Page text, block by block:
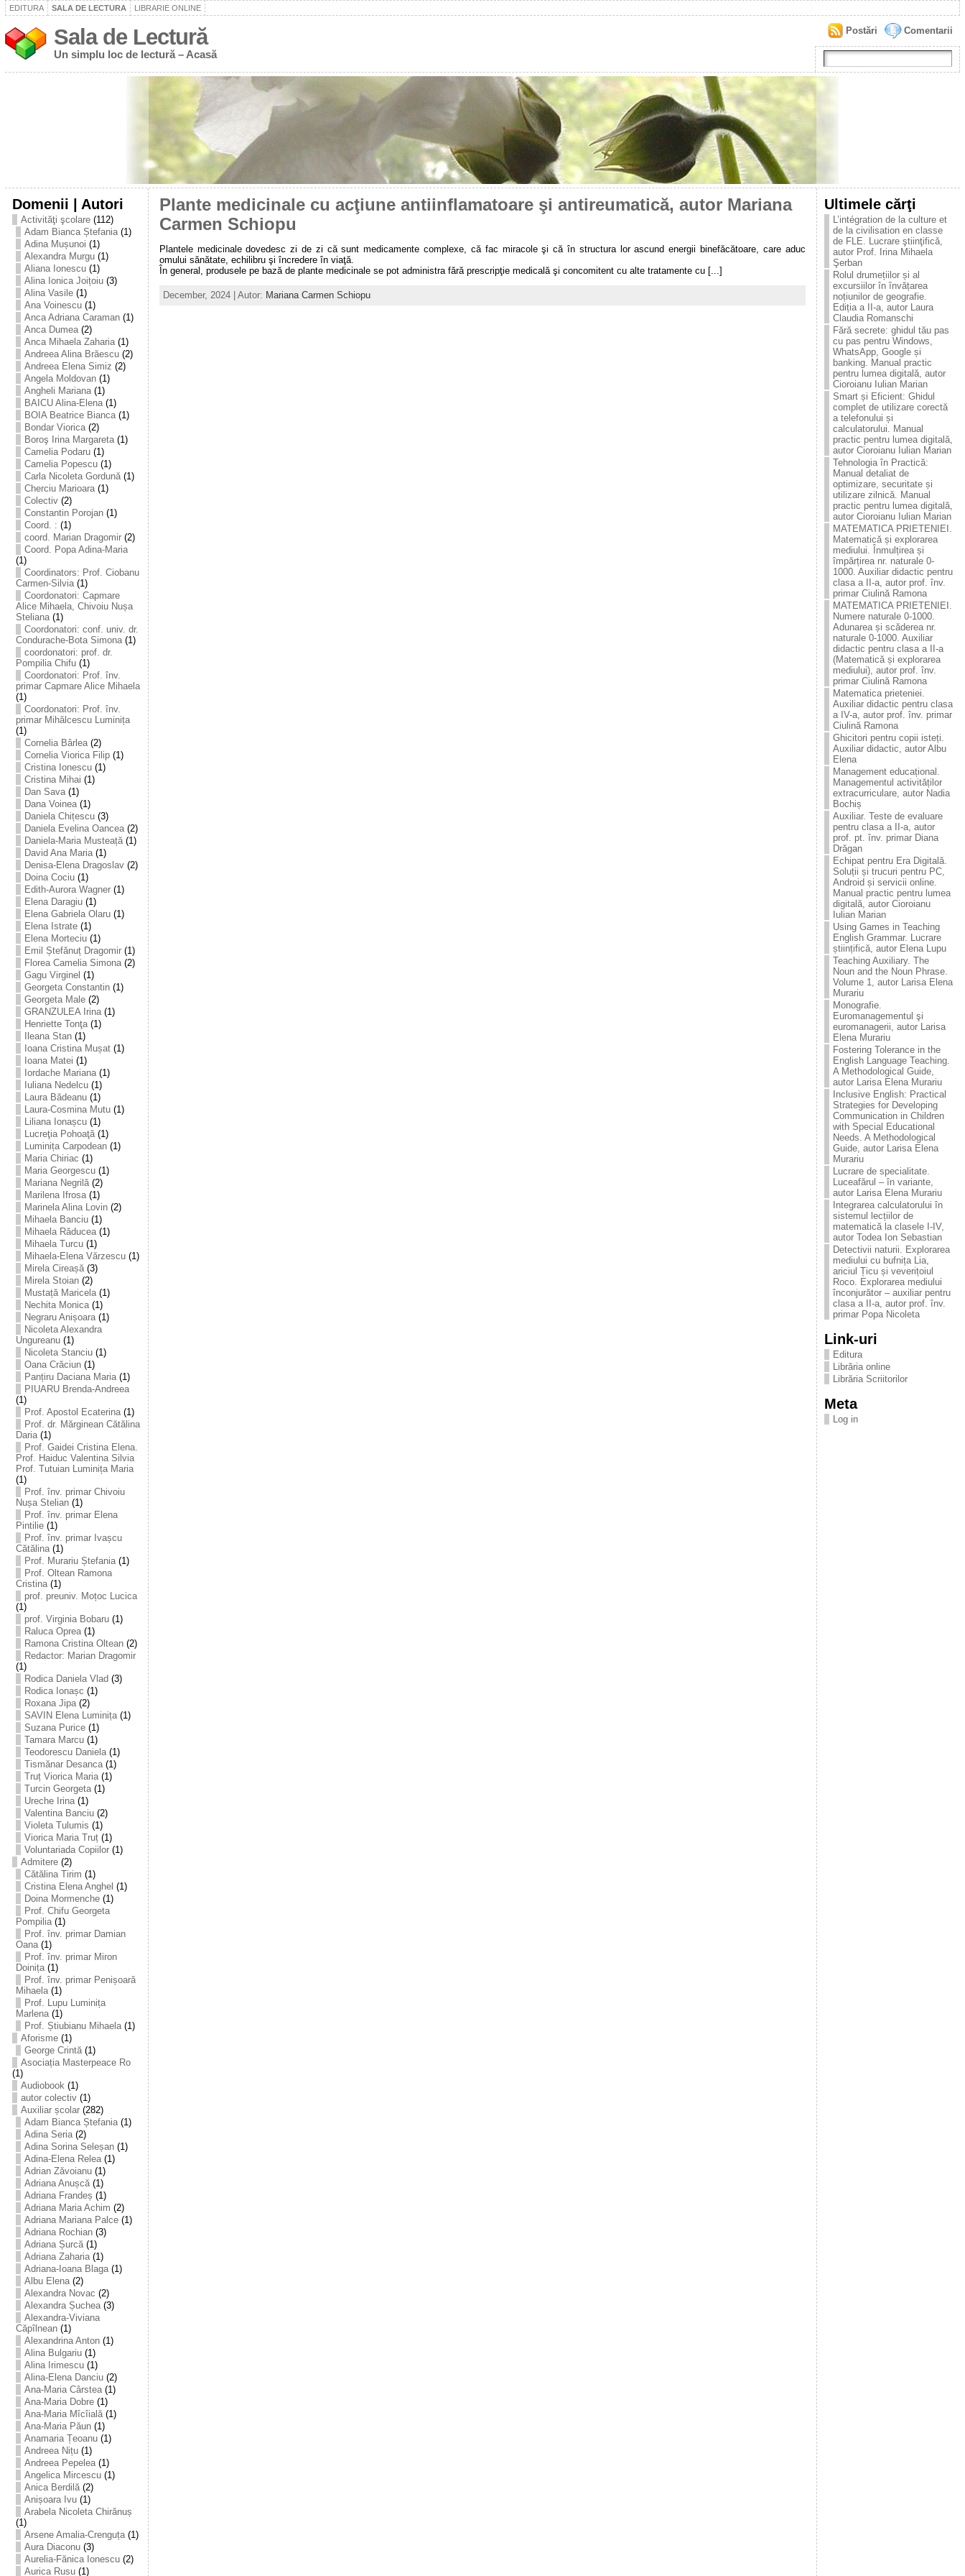
EDITURA SALA DE LECTURA LIBRARIE ONLINE
Sala de Lectură
Un simplu loc de lectură – Acasă
Comentarii
Postări
Domenii | Autori
Activităţi şcolare(112)
Adam Bianca Ștefania(1)
Adina Mușunoi (1)
Alexandra Murgu(1)
Aliana Ionescu(1)
Alina Ionica Joițoiu(3)
Alina Vasile(1)
Ana Voinescu(1)
Anca Adriana Caraman(1)
Anca Dumea(2)
Anca Mihaela Zaharia(1)
Andreea Alina Brăescu(2)
Andreea Elena Simiz (2)
Angela Moldovan(1)
Angheli Mariana(1)
BAICU Alina-Elena(1)
BOIA Beatrice Bianca(1)
Bondar Viorica(2)
Boroş Irina Margareta(1)
Camelia Podaru(1)
Camelia Popescu(1)
Carla Nicoleta Gordună(1)
Cherciu Marioara(1)
Colectiv(2)
Constantin Porojan(1)
Coord. : (1)
coord. Marian Dragomir(2)
Coord. Popa Adina-Maria
(1)
Coordinators: Prof. Ciobanu
Carmen-Silvia(1)
Coordonatori: Capmare
Alice Mihaela, Chivoiu Nușa
Steliana(1)
Coordonatori: conf. univ. dr.
Condurache-Bota Simona(1)
coordonatori: prof. dr.
Pompilia Chifu(1)
Coordonatori: Prof. înv.
primar Capmare Alice Mihaela
(1)
Coordonatori: Prof. înv.
primar Mihălcescu Luminița
(1)
Cornelia Bârlea(2)
Cornelia Viorica Filip(1)
Cristina Ionescu(1)
Cristina Mihai (1)
Dan Sava(1)
Dana Voinea(1)
Daniela Chițescu(3)
Daniela Evelina Oancea(2)
Daniela-Maria Musteață(1)
David Ana Maria(1)
Denisa-Elena Dragoslav(2)
Doina Cociu(1)
Edith-Aurora Wagner(1)
Elena Daragiu(1)
Elena Gabriela Olaru(1)
Elena Istrate(1)
Elena Morteciu(1)
Emil Ștefănuț Dragomir(1)
Florea Camelia Simona(2)
Gagu Virginel (1)
Georgeta Constantin(1)
Georgeta Male(2)
GRANZULEA Irina(1)
Henriette Tonţa(1)
Ileana Stan(1)
Ioana Cristina Mușat(1)
Ioana Matei (1)
Iordache Mariana(1)
Iuliana Nedelcu(1)
Laura Bădeanu(1)
Laura-Cosmina Mutu(1)
Liliana Ionașcu(1)
Lucreţia Pohoaţă(1)
Luminița Carpodean(1)
Maria Chiriac (1)
Maria Georgescu(1)
Mariana Negrilă(2)
Marilena Ifrosa(1)
Marinela Alina Lovin(2)
Mihaela Banciu(1)
Mihaela Răducea(1)
Mihaela Turcu(1)
Mihaela-Elena Vărzescu(1)
Mirela Cireașă(3)
Mirela Stoian(2)
Mustață Maricela(1)
Nechita Monica(1)
Negraru Anișoara(1)
Nicoleta Alexandra
Ungureanu(1)
Nicoleta Stanciu(1)
Oana Crăciun(1)
Panțiru Daciana Maria(1)
PIUARU Brenda-Andreea
(1)
Prof. Apostol Ecaterina(1)
Prof. dr. Mărginean Cătălina
Daria(1)
Prof. Gaidei Cristina Elena.
Prof. Haiduc Valentina Silvia
Prof. Tutuian Luminița Maria
(1)
Prof. înv. primar Chivoiu
Nușa Stelian(1)
Prof. înv. primar Elena
Pintilie(1)
Prof. înv. primar Ivașcu
Cătălina(1)
Prof. Murariu Ștefania(1)
Prof. Oltean Ramona
Cristina(1)
prof. preuniv. Moțoc Lucica
(1)
prof. Virginia Bobaru(1)
Raluca Oprea(1)
Ramona Cristina Oltean(2)
Redactor: Marian Dragomir
(1)
Rodica Daniela Vlad (3)
Rodica Ionașc (1)
Roxana Jipa(2)
SAVIN Elena Luminița(1)
Suzana Purice(1)
Tamara Marcu(1)
Teodorescu Daniela(1)
Tismănar Desanca(1)
Truț Viorica Maria(1)
Turcin Georgeta(1)
Ureche Irina(1)
Valentina Banciu(2)
Violeta Tulumis (1)
Viorica Maria Truț(1)
Voluntariada Copiilor(1)
Admitere(2)
Cătălina Tirim (1)
Cristina Elena Anghel (1)
Doina Mormenche(1)
Prof. Chifu Georgeta
Pompilia(1)
Prof. înv. primar Damian
Oana(1)
Prof. înv. primar Miron
Doinița(1)
Prof. înv. primar Penișoară
Mihaela(1)
Prof. Lupu Luminița
Marlena(1)
Prof. Știubianu Mihaela(1)
Aforisme(1)
George Crintă(1)
Asociația Masterpeace Ro
(1)
Audiobook(1)
autor colectiv(1)
Auxiliar școlar(282)
Adam Bianca Ștefania(1)
Adina Seria(2)
Adina Sorina Seleșan(1)
Adina-Elena Relea(1)
Adrian Zăvoianu(1)
Adriana Anușcă(1)
Adriana Frandeș (1)
Adriana Maria Achim (2)
Adriana Mariana Palce(1)
Adriana Rochian(3)
Adriana Șurcă(1)
Adriana Zaharia(1)
Adriana-Ioana Blaga(1)
Albu Elena(2)
Alexandra Novac (2)
Alexandra Șuchea(3)
Alexandra-Viviana
Căpîlnean(1)
Alexandrina Anton(1)
Alina Bulgariu(1)
Alina Irimescu(1)
Alina-Elena Danciu(2)
Ana-Maria Cârstea(1)
Ana-Maria Dobre(1)
Ana-Maria Mîcîială(1)
Ana-Maria Păun(1)
Anamaria Țeoanu(1)
Andreea Nițu(1)
Andreea Pepelea(1)
Angelica Mircescu(1)
Anica Berdilă(2)
Anișoara Ivu(1)
Arabela Nicoleta Chirănuș
(1)
Arsene Amalia-Crenguța(1)
Aura Diaconu(3)
Aurelia-Fănica Ionescu(2)
Aurica Rusu(1)
Plante medicinale cu acţiune antiinflamatoare şi antireumatică, autor Mariana
Carmen Schiopu
Plantele medicinale dovedesc zi de zi că sunt medicamente complexe, că fac miracole şi că în structura lor ascund energii binefăcătoare, care aduc
omului sănătate, echilibru şi încredere în viaţă.
În general, produsele pe bază de plante medicinale se pot administra fără prescripţie medicală şi concomitent cu alte tratamente cu [...]
December, 2024 | Autor: Mariana Carmen Schiopu
Ultimele cărţi
L’intégration de la culture et
de la civilisation en classe
de FLE. Lucrare ştiinţificǎ,
autor Prof. Irina Mihaela
Şerban
Rolul drumețiilor și al
excursiilor în învățarea
noțiunilor de geografie.
Ediția a II-a, autor Laura
Claudia Romanschi
Fără secrete: ghidul tău pas
cu pas pentru Windows,
WhatsApp, Google și
banking. Manual practic
pentru lumea digitală, autor
Cioroianu Iulian Marian
Smart și Eficient: Ghidul
complet de utilizare corectă
a telefonului și
calculatorului. Manual
practic pentru lumea digitală,
autor Cioroianu Iulian Marian
Tehnologia în Practică:
Manual detaliat de
optimizare, securitate și
utilizare zilnică. Manual
practic pentru lumea digitală,
autor Cioroianu Iulian Marian
MATEMATICA PRIETENIEI.
Matematică și explorarea
mediului. Înmulțirea și
împărțirea nr. naturale 0-
1000. Auxiliar didactic pentru
clasa a II-a, autor prof. înv.
primar Ciulină Ramona
MATEMATICA PRIETENIEI.
Numere naturale 0-1000.
Adunarea și scăderea nr.
naturale 0-1000. Auxiliar
didactic pentru clasa a II-a
(Matematică și explorarea
mediului), autor prof. înv.
primar Ciulină Ramona
Matematica prieteniei.
Auxiliar didactic pentru clasa
a IV-a, autor prof. înv. primar
Ciulină Ramona
Ghicitori pentru copii isteți.
Auxiliar didactic, autor Albu
Elena
Management educațional.
Managementul activităților
extracurriculare, autor Nadia
Bochiș
Auxiliar. Teste de evaluare
pentru clasa a II-a, autor
prof. pt. înv. primar Diana
Drăgan
Echipat pentru Era Digitală.
Soluții și trucuri pentru PC,
Android și servicii online.
Manual practic pentru lumea
digitală, autor Cioroianu
Iulian Marian
Using Games in Teaching
English Grammar. Lucrare
științifică, autor Elena Lupu
Teaching Auxiliary. The
Noun and the Noun Phrase.
Volume 1, autor Larisa Elena
Murariu
Monografie.
Euromanagementul şi
euromanagerii, autor Larisa
Elena Murariu
Fostering Tolerance in the
English Language Teaching.
A Methodological Guide,
autor Larisa Elena Murariu
Inclusive English: Practical
Strategies for Developing
Communication in Children
with Special Educational
Needs. A Methodological
Guide, autor Larisa Elena
Murariu
Lucrare de specialitate.
Luceafărul – în variante,
autor Larisa Elena Murariu
Integrarea calculatorului în
sistemul lecțiilor de
matematică la clasele I-IV,
autor Todea Ion Sebastian
Detectivii naturii. Explorarea
mediului cu bufnița Lia,
ariciul Țicu și veverițoiul
Roco. Explorarea mediului
înconjurător – auxiliar pentru
clasa a II-a, autor prof. înv.
primar Popa Nicoleta
Link-uri
Editura
Librăria online
Librăria Scriitorilor
Meta
Log in